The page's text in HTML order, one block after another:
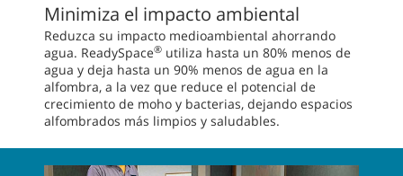
Minimiza el impacto ambiental
Reduzca su impacto medioambiental ahorrando
agua. ReadySpace® utiliza hasta un 80% menos de
agua y deja hasta un 90% menos de agua en la
alfombra, a la vez que reduce el potencial de
crecimiento de moho y bacterias, dejando espacios
alfombrados más limpios y saludables.